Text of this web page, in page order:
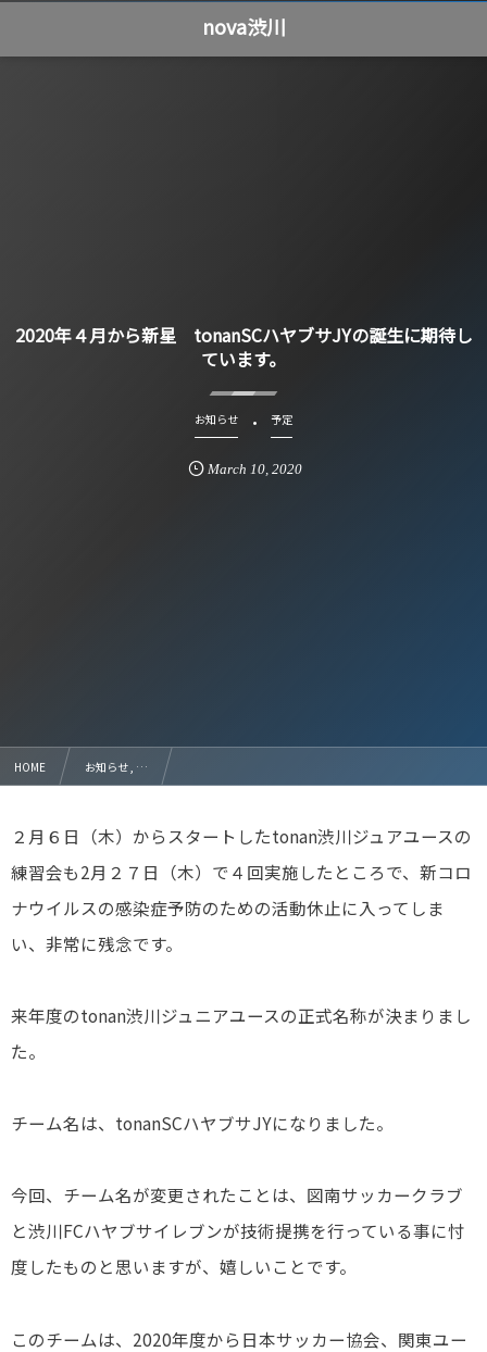
nova渋川
2020年４月から新星 tonanSCハヤブサJYの誕生に期待し
ています。
お知らせ 予定
March 10,2020
HOME お知らせ , …
２月６日（木）からスタートしたtonan渋川ジュアユースの
練習会も2月２７日（木）で４回実施したところで、新コロ
ナウイルスの感染症予防のための活動休止に入ってしま
い、非常に残念です。
来年度のtonan渋川ジュニアユースの正式名称が決まりまし
た。
チーム名は、tonanSCハヤブサJYになりました。
今回、チーム名が変更されたことは、図南サッカークラブ
と渋川FCハヤブサイレブンが技術提携を行っている事に忖
度したものと思いますが、嬉しいことです。
このチームは、2020年度から日本サッカー協会、関東ユー